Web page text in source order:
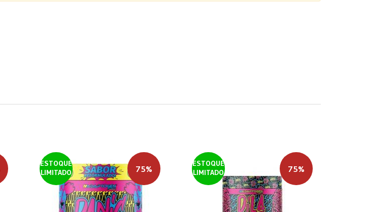
ESTOQUE
LIMITADO
75%
ESTOQUE
LIMITADO
75%